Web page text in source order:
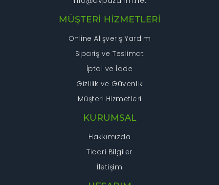
Gönder
MÜŞTERİ HİZMETLERİ
Online Alışveriş Yardım
Sipariş ve Teslimat
İptal ve İade
Gizlilik ve Güvenlik
Müşteri Hizmetleri
KURUMSAL
Hakkımızda
Ticari Bilgiler
İletişim